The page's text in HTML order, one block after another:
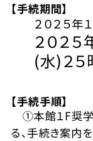
【手続期間】
２０２５年
２０２５
(水)２
【手続手順】
①本館１F奨
る、手続き案内